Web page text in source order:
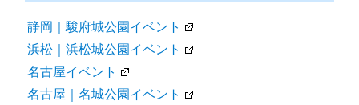
静岡｜駿府城公園イベント
浜松｜浜松城公園イベント
名古屋イベント
名古屋｜名城公園イベント